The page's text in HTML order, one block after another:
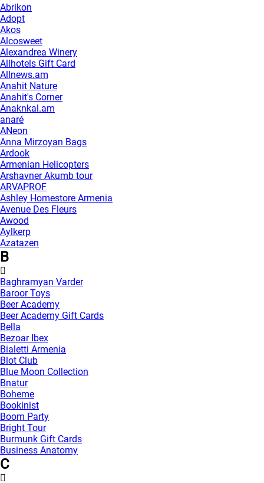
Abrikon
Adopt
Akos
Alcosweet
Alexandrea Winery
Allhotels Gift Card
Allnews.am
Anahit Nature
Anahit's Corner
Anaknkal.am
anaré
ANeon
Anna Mirzoyan Bags
Ardook
Armenian Helicopters
Arshavner Akumb tour
ARVAPROF
Ashley Homestore Armenia
Avenue Des Fleurs
Awood
Aylkerp
Azatazen
B
Baghramyan Varder
Baroor Toys
Beer Academy
Beer Academy Gift Cards
Bella
Bezoar Ibex
Bialetti Armenia
Blot Club
Blue Moon Collection
Bnatur
Boheme
Bookinist
Boom Party
Bright Tour
Burmunk Gift Cards
Business Anatomy
C